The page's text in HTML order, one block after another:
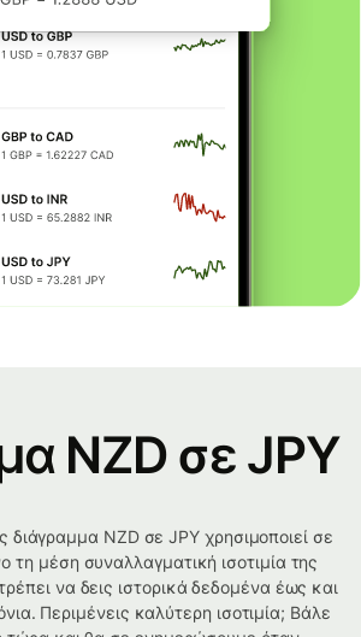
NZD σε JPY
διάγραμμα NZD σε JPY χρησιμοποιεί σε
τη μέση συναλλαγματική ισοτιμία της
να δεις ιστορικά δεδομένα έως και
Περιμένεις καλύτερη ισοτιμία; Βάλε